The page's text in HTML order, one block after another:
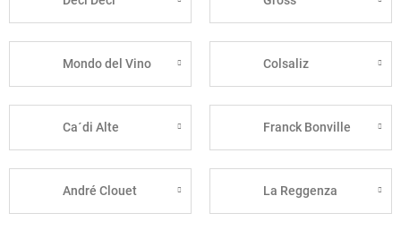
Mondo del Vino Colsaliz
Ca´di Alte Franck Bonville
André Clouet La Reggenza